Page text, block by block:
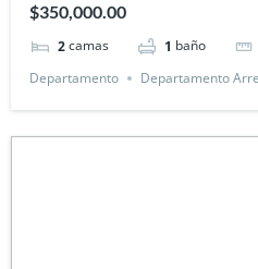
$350,000.00
2camas 1 baño
Departamento
Departamento